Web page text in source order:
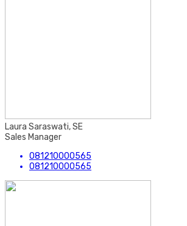
Laura Saraswati, SE
Sales Manager
081210000565
081210000565